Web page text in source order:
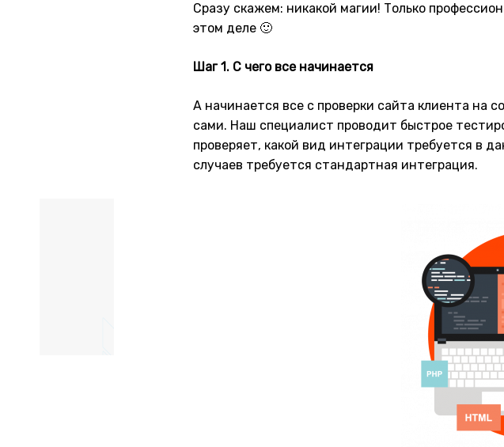
Сразу скажем: никакой магии! Только
этом деле 🙂
Шаг 1. С чего все начинается
А начинается все с проверки сайта клиента на
сами. Наш специалист проводит быстрое
проверяет, какой вид интеграции требуется в
случаев требуется стандартная интеграция.